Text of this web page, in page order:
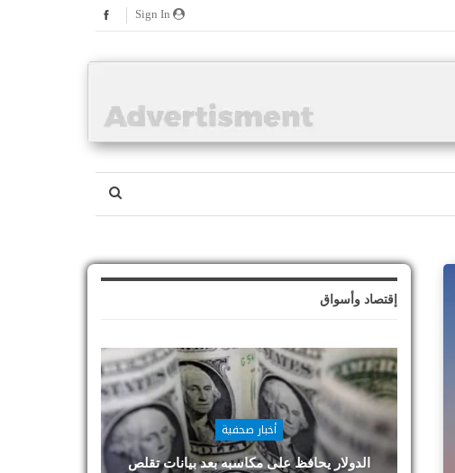
إقتصاد وأسواق
أخبار صحفية
الدولار يحافظ على مكاسبه بعد بيانات تقلص